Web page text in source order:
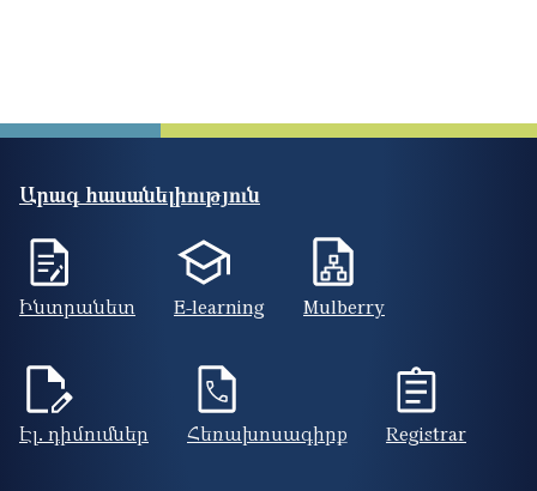
Արագ հասանելիություն
Ինտրանետ E-learning Mulberry
Էլ. դիմումներ Հեռախոսագիրք Registrar